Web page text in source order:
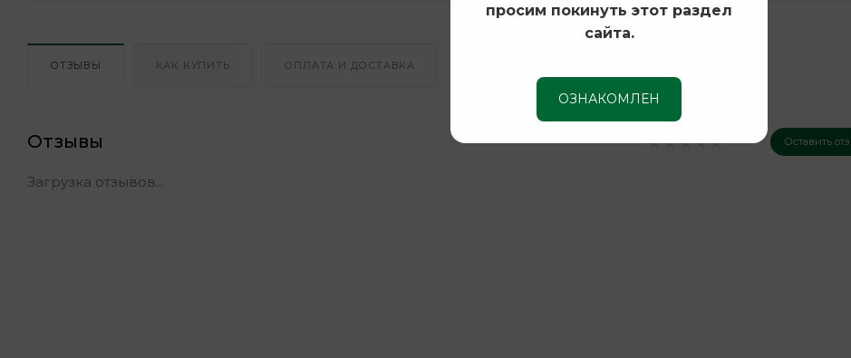
ОТЗЫВЫ КАК КУПИТЬ ОПЛАТА И ДОСТАВКА
Отзывы Оставить
Загрузка отзывов...
просим покинуть этот раздел
сайта.
ОЗНАКОМЛЕН